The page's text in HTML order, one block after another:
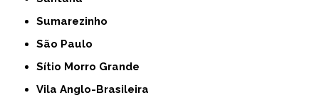
Sumarezinho
São Paulo
Sítio Morro Grande
Vila Anglo-Brasileira